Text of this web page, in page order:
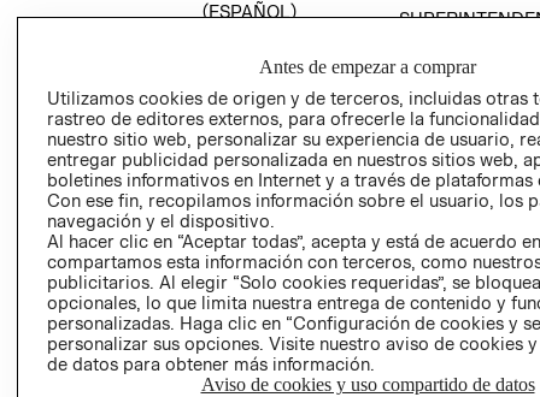
(ESPAÑOL)
TRANSPARENCIA
Y ÉTICA (INGLÉS)
COMERCIO - SIC
PETICIONES
QUEJAS Y
RECLAMOS
Colombia ($)
CAMBIAR REGIÓN
Antes de empezar a comprar
Utilizamos cookies de origen y de terceros, incluidas otras
rastreo de editores externos, para ofrecerle la
nuestro sitio web, personalizar su experiencia de usuario,
entregar publicidad personalizada en nuestros sitios web,
boletines informativos en Internet y a través de plataformas
Con ese fin, recopilamos información sobre el usuario, los
navegación y el dispositivo.
Al hacer clic en “Aceptar todas”, acepta y está de acuerdo
compartamos esta información con terceros, como
publicitarios. Al elegir “Solo cookies requeridas”, se
opcionales, lo que limita nuestra entrega de contenido y
personalizadas. Haga clic en “Configuración de cookies y
personalizar sus opciones. Visite nuestro aviso de cookies
de datos para obtener más información.
Aviso de cookies y uso compartido de datos